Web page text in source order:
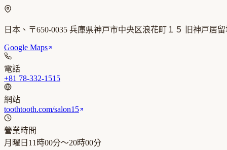
日本、〒650-0035 兵庫県神戸市中央区浪花町１５ 旧神戸居
Google Maps
電話
+81 78-332-1515
網站
toothtooth.com/salon15
營業時間
月曜日 11時00分～20時00分